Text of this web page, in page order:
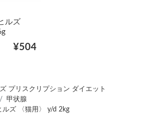
ルズ
¥504
プリスクリプション ダイエット
甲状腺
ルズ 〈猫用〉 y/d 2kg